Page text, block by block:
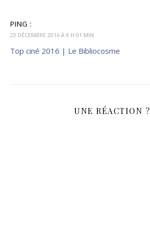
PING :
23 DÉCEMBRE 2016 À 9 H 01 MIN
Top ciné 2016 | Le Bibliocosme
UNE RÉACTION ?